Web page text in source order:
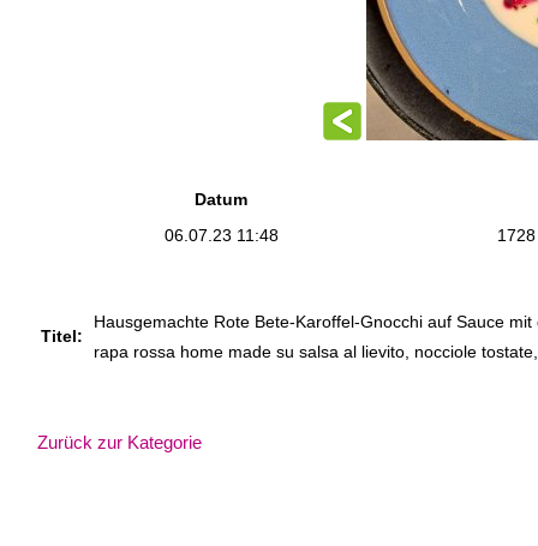
Datum
06.07.23 11:48
Titel:
Hausgemachte Rote Bete-Karoffel-Gnocchi auf Sauce
rapa rossa home made su salsa al lievito, nocciole
Zurück zur Kategorie